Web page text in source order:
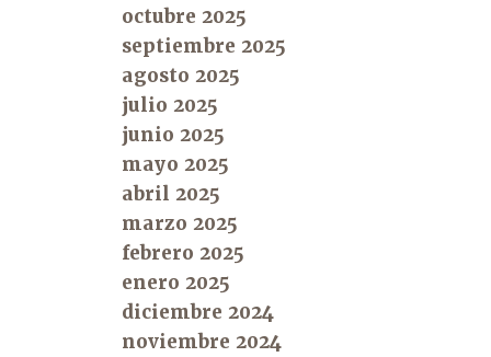
octubre 2025
septiembre 2025
agosto 2025
julio 2025
junio 2025
mayo 2025
abril 2025
marzo 2025
febrero 2025
enero 2025
diciembre 2024
noviembre 2024